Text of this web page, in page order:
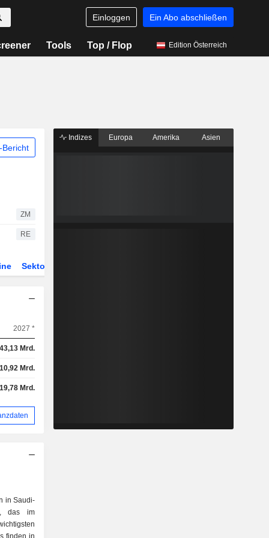
Einloggen Ein Abo abschließen
Tools Top / Flop Edition Österreich
Bericht
ZM
RE
Sektor
2027 *
43,13 Mrd.
10,92 Mrd.
19,78 Mrd.
in Saudi-
das im
finden in
Indizes Europa Amerika Asien